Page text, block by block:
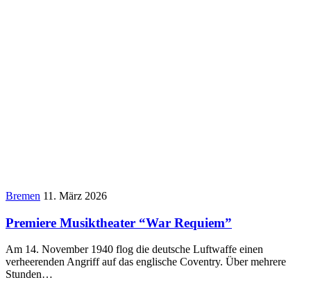
Bremen 11. März 2026
Premiere Musiktheater “War Requiem”
Am 14. November 1940 flog die deutsche Luftwaffe einen
verheerenden Angriff auf das englische Coventry. Über mehrere
Stunden…